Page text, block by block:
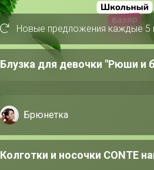
1 920р
-8%
2 091р
Рубашка
-
Новые предложения каждые 5
Блузка для девочки "Рюши и
Брюнетка
Колготки и носочки CONTE